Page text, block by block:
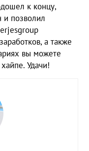
к концу,
и позволил
а также
вы можете
Удачи!